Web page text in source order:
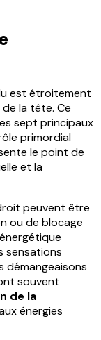
est étroitement
la tête. Ce
sept principaux
primordial
le point de
et la
peuvent être
ou de blocage
sensations
démangeaisons
souvent
de la
énergies